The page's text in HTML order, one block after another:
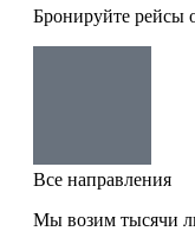
Бронируйте рейсы
Все направления
Мы возим тысячи